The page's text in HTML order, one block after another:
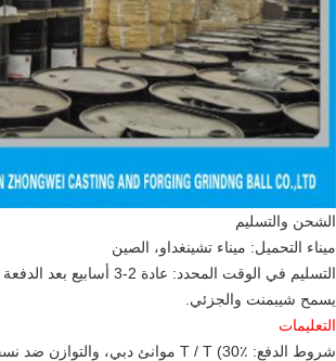
الشحن والتسليم
ميناء التحميل: ميناء تشينغداو، الصين
التسليم في الوقت المحدد: عادة 2-3 أسابيع بعد الدفعة الأولى من استلامها.
يسمح شيبمنت والجزئي.
التعليمات
شروط الدفع: T / T (30٪ موانئ دبي، والتوازن ضد نسخة من B / L؛ L / C